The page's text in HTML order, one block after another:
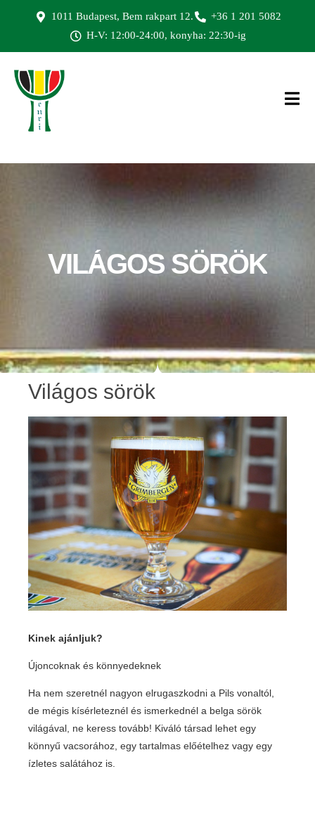
1011 Budapest, Bem rakpart 12.
+36 1 201 5082
H-V: 12:00-24:00, konyha: 22:30-ig
VILÁGOS SÖRÖK
Világos sörök
Kinek ajánljuk?
Újoncoknak és könnyedeknek
Ha nem szeretnél nagyon elrugaszkodni a Pils vonaltól,
de mégis kísérleteznél és ismerkednél a belga sörök
világával, ne keress tovább! Kiváló társad lehet egy
könnyű vacsorához, egy tartalmas előételhez vagy egy
ízletes salátához is.